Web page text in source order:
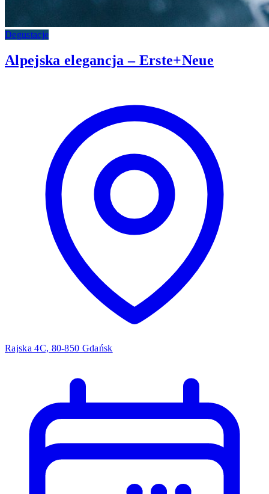
Degustacje
Alpejska elegancja – Erste+Neue
Rajska 4C, 80-850 Gdańsk